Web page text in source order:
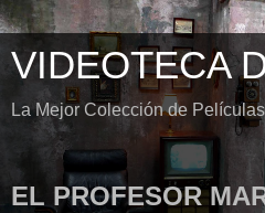
VIDEOTECA
La Mejor Colección de
EL PROFESOR